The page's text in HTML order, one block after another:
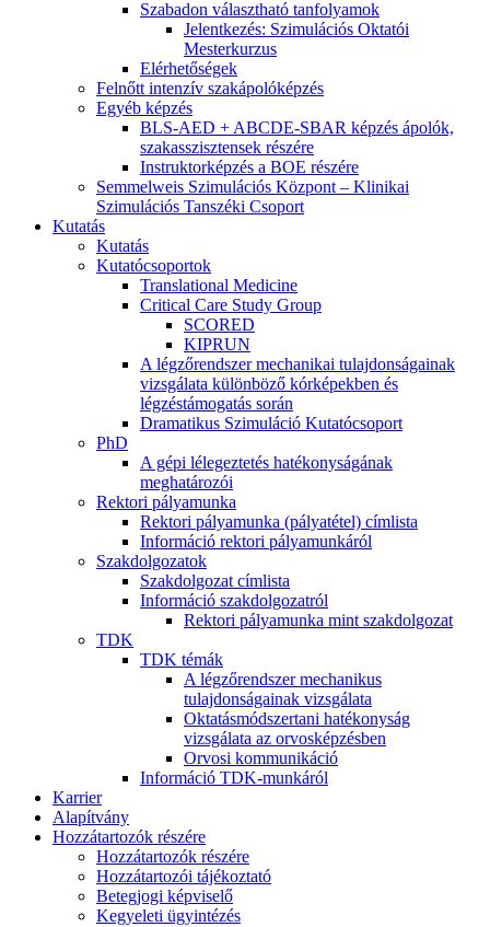
Szabadon választható tanfolyamok
Jelentkezés: Szimulációs Oktatói
Mesterkurzus
Elérhetőségek
Felnőtt intenzív szakápolóképzés
Egyéb képzés
BLS-AED + ABCDE-SBAR képzés ápolók,
szakasszisztensek részére
Instruktorképzés a BOE részére
Semmelweis Szimulációs Központ – Klinikai
Szimulációs Tanszéki Csoport
Kutatás
Kutatás
Kutatócsoportok
Translational Medicine
Critical Care Study Group
SCORED
KIPRUN
A légzőrendszer mechanikai tulajdonságainak
vizsgálata különböző kórképekben és
légzéstámogatás során
Dramatikus Szimuláció Kutatócsoport
PhD
A gépi lélegeztetés hatékonyságának
meghatározói
Rektori pályamunka
Rektori pályamunka (pályatétel) címlista
Információ rektori pályamunkáról
Szakdolgozatok
Szakdolgozat címlista
Információ szakdolgozatról
Rektori pályamunka mint szakdolgozat
TDK
TDK témák
A légzőrendszer mechanikus
tulajdonságainak vizsgálata
Oktatásmódszertani hatékonyság
vizsgálata az orvosképzésben
Orvosi kommunikáció
Információ TDK-munkáról
Karrier
Alapítvány
Hozzátartozók részére
Hozzátartozók részére
Hozzátartozói tájékoztató
Betegjogi képviselő
Kegyeleti ügyintézés